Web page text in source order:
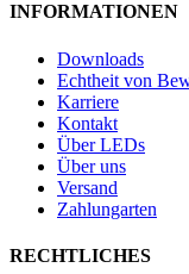
INFORMATIONEN
Downloads
Echtheit von
Karriere
Kontakt
Über LEDs
Über uns
Versand
Zahlungarten
RECHTLICHES